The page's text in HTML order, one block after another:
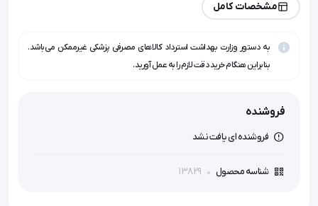
سایر ویژگی:
اندازه گیری از فاصله 1 سانتی متری, اندازه گیری دما از طریق پیشانی,
به صورت سانتی گراد و فارنهایت, تب سنج دیجیتالی بدون تماس, دارای
مشخصات کامل
به دستور وزارت بهداشت استرداد کالاهای مصرفی پزشکی غیرممکن می‌باشد.
بنابراین هنگام خرید دقت لازم را به عمل آورید.
فروشنده
فروشنده ای یافت نشد
شناسه محصول 13829